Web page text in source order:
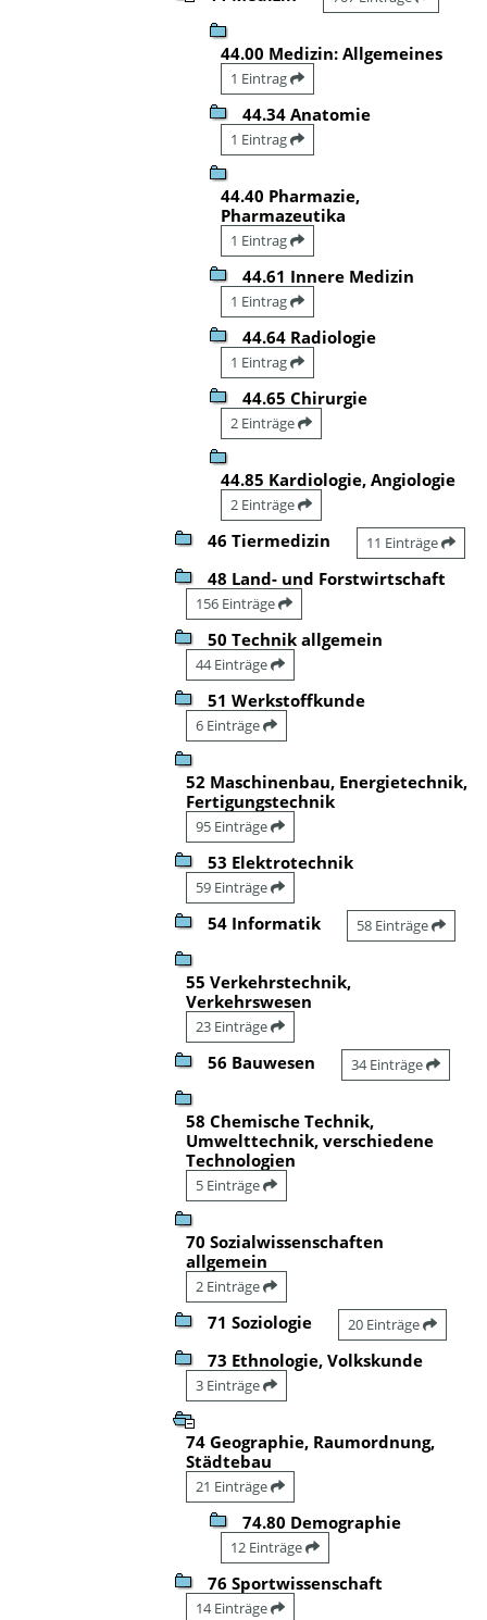
44.00 Medizin: Allgemeines
1 Eintrag
44.34 Anatomie
1 Eintrag
44.40 Pharmazie,
Pharmazeutika
1 Eintrag
44.61 Innere Medizin
1 Eintrag
44.64 Radiologie
1 Eintrag
44.65 Chirurgie
2 Einträge
44.85 Kardiologie, Angiologie
2 Einträge
46 Tiermedizin 11 Einträge
48 Land- und Forstwirtschaft
156 Einträge
50 Technik allgemein
44 Einträge
51 Werkstoffkunde
6 Einträge
52 Maschinenbau, Energietechnik,
Fertigungstechnik
95 Einträge
53 Elektrotechnik
59 Einträge
54 Informatik 58 Einträge
55 Verkehrstechnik,
Verkehrswesen
23 Einträge
56 Bauwesen 34 Einträge
58 Chemische Technik,
Umwelttechnik, verschiedene
Technologien
5 Einträge
70 Sozialwissenschaften
allgemein
2 Einträge
71 Soziologie 20 Einträge
73 Ethnologie, Volkskunde
3 Einträge
74 Geographie, Raumordnung,
Städtebau
21 Einträge
74.80 Demographie
12 Einträge
76 Sportwissenschaft
14 Einträge